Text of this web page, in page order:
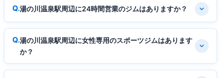
湯の川温泉駅周辺に24時間営業のジムはありますか？
湯の川温泉駅周辺に女性専用のスポーツジムはあります
か？